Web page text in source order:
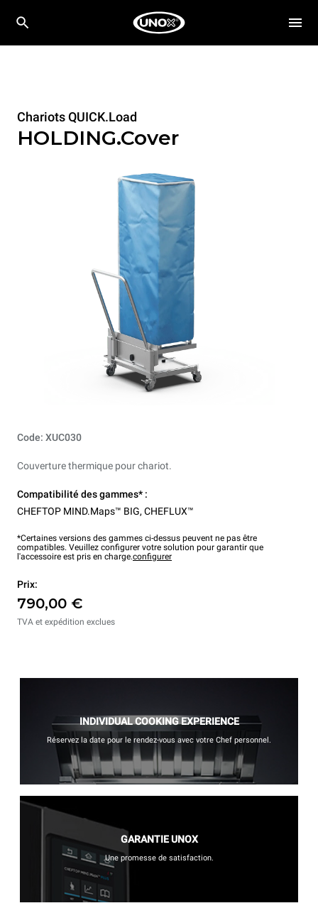
Chariots QUICK.Load
HOLDING.Cover
Code: XUC030
Couverture thermique pour chariot.
Compatibilité des gammes* :
CHEFTOP MIND.Maps™ BIG, CHEFLUX™
*Certaines versions des gammes ci-dessus peuvent ne pas être
compatibles. Veuillez configurer votre solution pour garantir que
l'accessoire est pris en charge.configurer
Prix:
790,00 €
TVA et expédition exclues
INDIVIDUAL COOKING EXPERIENCE
Réservez la date pour le rendez-vous avec votre Chef personnel.
GARANTIE UNOX
Une promesse de satisfaction.